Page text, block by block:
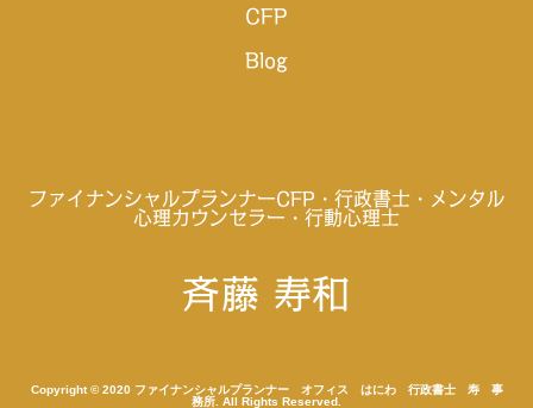
CFP
Blog
ファイナンシャルプランナーCFP・行政書士・メンタル
心理カウンセラー・行動心理士
斉藤 寿和
Copyright © 2020 ファイナンシャルプランナー オフィス はにわ 行政書士 寿 事
務所. All Rights Reserved.